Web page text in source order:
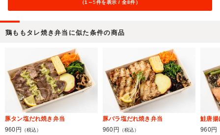
（1～5件を表示 / 全8件）
鶏ももタレ焼き弁当に似た条件の商品
豚タン塩だれ焼き弁当
960円
（税込）
豚バラ塩だれ焼き弁当
960円
（税込）
鮭唐揚
960円